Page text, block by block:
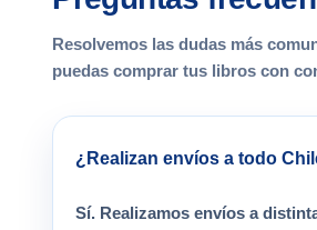
Resolvemos las dudas más
puedas comprar tus libros con
¿Realizan envíos a todo
Sí. Realizamos envíos a